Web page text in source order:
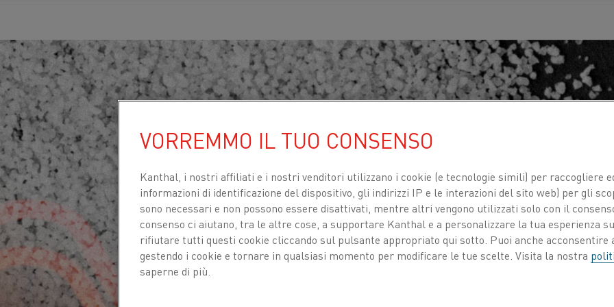
VORREMMO IL TUO CONSENSO
Kanthal, i nostri affiliati e i nostri venditori utilizzano i cookie (e tecnologie simili) per raccogliere
informazioni di identificazione del dispositivo, gli indirizzi IP e le interazioni del sito web) per gli
sono necessari e non possono essere disattivati, mentre altri vengono utilizzati solo con il
consenso ci aiutano, tra le altre cose, a supportare Kanthal e a personalizzare la tua esperienza
rifiutare tutti questi cookie cliccando sul pulsante appropriato qui sotto. Puoi anche acconsentire
gestendo i cookie e tornare in qualsiasi momento per modificare le tue scelte. Visita la nostra
saperne di più.